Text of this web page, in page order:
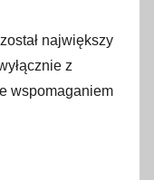
największy
z
wspomaganiem